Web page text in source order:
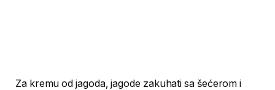
Za kremu od jagoda, jagode zakuhati sa šećerom i